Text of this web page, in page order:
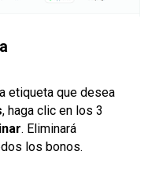
etiqueta que desea
, haga clic en los 3
. Eliminará
los bonos.